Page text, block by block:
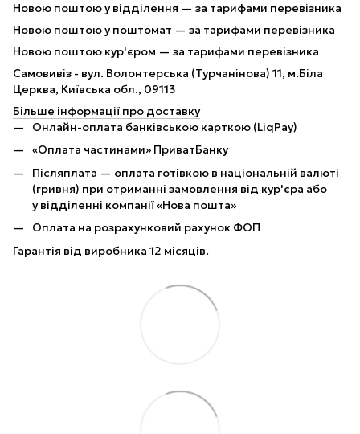
Новою поштою у відділення — за тарифами перевізника
Новою поштою у поштомат — за тарифами перевізника
Новою поштою кур'єром — за тарифами перевізника
Самовивіз - вул. Волонтерська (Турчанінова) 11, м.Біла
Церква, Київська обл., 09113
Більше інформації про доставку
Онлайн-оплата банківською карткою (LiqPay)
«Оплата частинами» ПриватБанку
Післяплата — оплата готівкою в національній валюті
(гривня) при отриманні замовлення від кур'єра або
у відділенні компанії «Нова пошта»
Оплата на розрахунковий рахунок ФОП
Гарантія від виробника 12 місяців.